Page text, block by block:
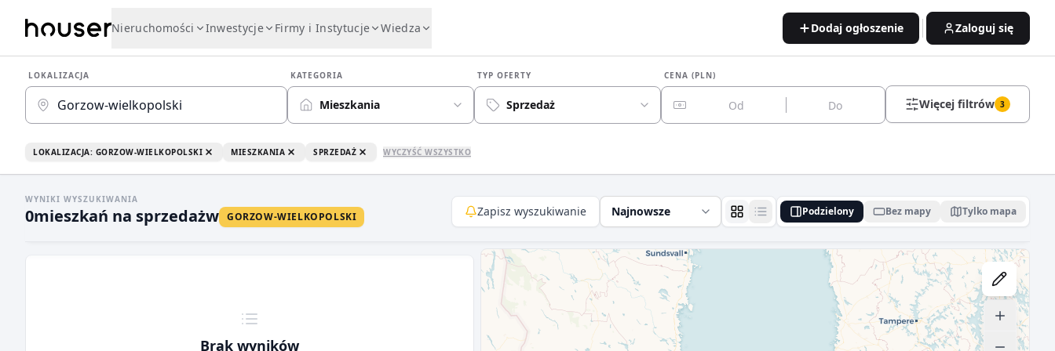
Nieruchomości Inwestycje Firmy i Instytucje Wiedza Dodaj ogłoszenie Zaloguj się
LOKALIZACJA KATEGORIA
Mieszkania
TYP OFERTY
Sprzedaż
CENA (PLN)
Więcej filtrów 3
LOKALIZACJA: GORZOW-WIELKOPOLSKI MIESZKANIA SPRZEDAŻ WYCZYŚĆ WSZYSTKO
WYNIKI WYSZUKIWANIA
0mieszkań na sprzedażw GORZOW-WIELKOPOLSKI Zapisz wyszukiwanie Najnowsze Podzielony Bez mapy Tylko mapa
Brak wyników